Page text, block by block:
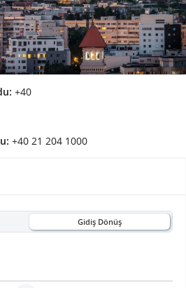
Gidiş Dönüş
+40
+40 21 204 1000